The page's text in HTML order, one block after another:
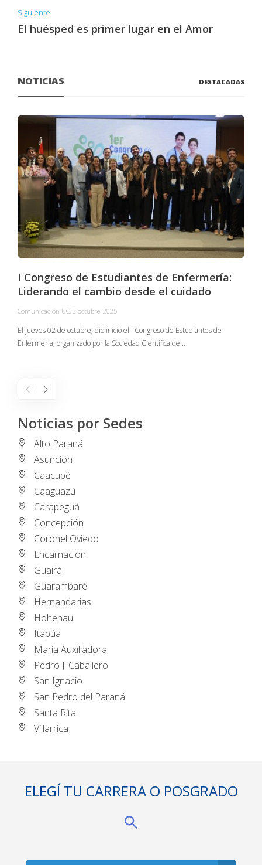
Siguiente
El huésped es primer lugar en el Amor
NOTICIAS DESTACADAS
I Congreso de Estudiantes de Enfermería:
Liderando el cambio desde el cuidado
Comunicación UC, 3 octubre, 2025
El jueves 02 de octubre, dio inicio el I Congreso de Estudiantes de
Enfermería, organizado por la Sociedad Científica de…
Noticias por Sedes
Alto Paraná
Asunción
Caacupé
Caaguazú
Carapeguá
Concepción
Coronel Oviedo
Encarnación
Guairá
Guarambaré
Hernandarias
Hohenau
Itapúa
María Auxiliadora
Pedro J. Caballero
San Ignacio
San Pedro del Paraná
Santa Rita
Villarrica
ELEGÍ TU CARRERA O POSGRADO